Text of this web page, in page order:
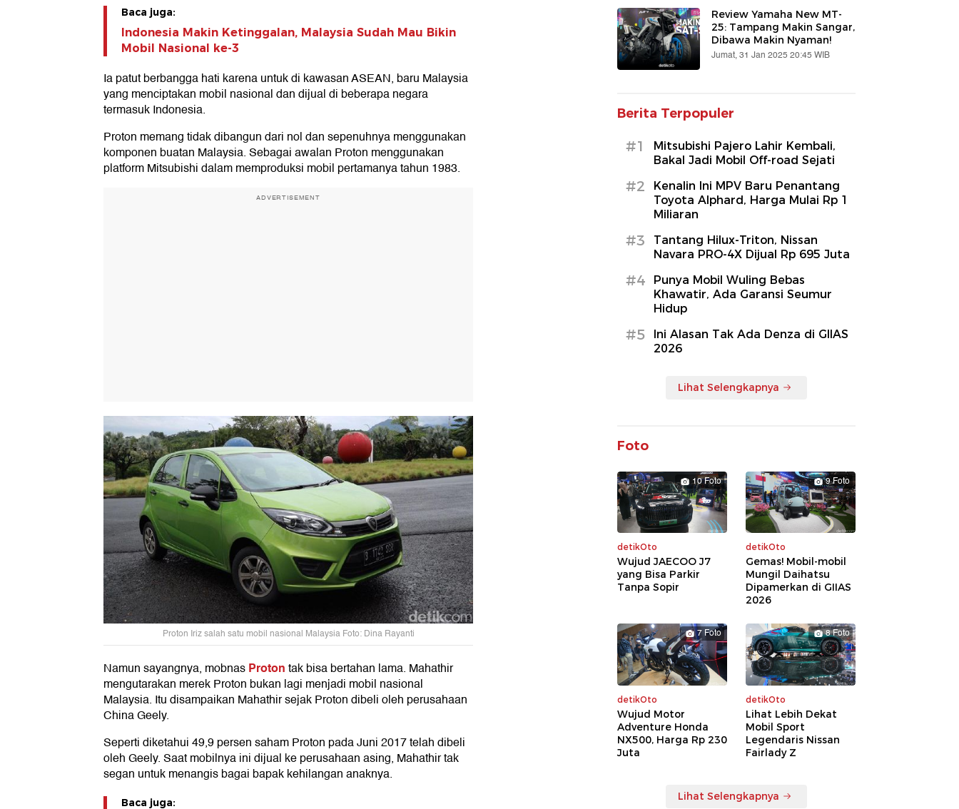
Baca juga:
Indonesia Makin Ketinggalan, Malaysia Sudah Mau Bikin
Mobil Nasional ke-3
Ia patut berbangga hati karena untuk di kawasan ASEAN, baru Malaysia
yang menciptakan mobil nasional dan dijual di beberapa negara
termasuk Indonesia.
Proton memang tidak dibangun dari nol dan sepenuhnya menggunakan
komponen buatan Malaysia. Sebagai awalan Proton menggunakan
platform Mitsubishi dalam memproduksi mobil pertamanya tahun 1983.
ADVERTISEMENT
Proton Iriz salah satu mobil nasional Malaysia Foto: Dina Rayanti
Namun sayangnya, mobnasProtontak bisa bertahan lama. Mahathir
mengutarakan merek Proton bukan lagi menjadi mobil nasional
Malaysia. Itu disampaikan Mahathir sejak Proton dibeli oleh perusahaan
China Geely.
Seperti diketahui 49,9 persen saham Proton pada Juni 2017 telah dibeli
oleh Geely. Saat mobilnya ini dijual ke perusahaan asing, Mahathir tak
segan untuk menangis bagai bapak kehilangan anaknya.
Baca juga:
Review Yamaha New MT-
25: Tampang Makin Sangar,
Dibawa Makin Nyaman!
Jumat, 31 Jan 2025 20:45 WIB
Berita Terpopuler
#1
Mitsubishi Pajero Lahir Kembali,
Bakal Jadi Mobil Off-road Sejati
#2
Kenalin Ini MPV Baru Penantang
Toyota Alphard, Harga Mulai Rp 1
Miliaran
#3
Tantang Hilux-Triton, Nissan
Navara PRO-4X Dijual Rp 695 Juta
#4
Punya Mobil Wuling Bebas
Khawatir, Ada Garansi Seumur
Hidup
#5
Ini Alasan Tak Ada Denza di GIIAS
2026
Lihat Selengkapnya
Foto
10 Foto
detikOto
Wujud JAECOO J7
yang Bisa Parkir
Tanpa Sopir
9 Foto
detikOto
Gemas! Mobil-mobil
Mungil Daihatsu
Dipamerkan di GIIAS
2026
7 Foto
detikOto
Wujud Motor
Adventure Honda
NX500, Harga Rp 230
Juta
8 Foto
detikOto
Lihat Lebih Dekat
Mobil Sport
Legendaris Nissan
Fairlady Z
Lihat Selengkapnya